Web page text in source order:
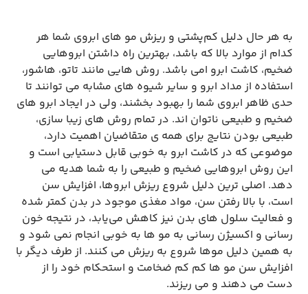
به هر حال دلیل کم‌پشتی و ریزش مو های ابروی شما هر
کدام از موارد بالا که باشد، بهترین راه داشتن ابروهایی
ضخیم، کاشت ابرو امی باشد. روش‌ هایی مانند تاتو، هاشور،
استفاده از مداد ابرو و سایر شیوه ‌های مشابه می‌ توانند تا
حدی ظاهر ابروی شما را بهبود بخشند، ولی در ایجاد ابرو های
ضخیم و طبیعی ناتوان ‌اند. در تمام روش ‌های زیبا سازی،
طبیعی بودن نتایج برای همه‌ ی متقاضیان اهمیت دارد،
موضوعی که در کاشت ابرو به خوبی قابل دستیابی است و
این روش ابروهایی ضخیم و طبیعی را به شما هدیه می
‌دهد. اصلی‌ ترین دلیل شروع ریزش ابروها، افزایش سن
است، با بالا رفتن سن، مواد مغذی موجود در بدن کمتر شده
و فعالیت سلول ‌های بدن نیز کاهش می‌یابد، در نتیجه خون
‌رسانی و اکسیژن ‌رسانی به مو ها به ‌خوبی انجام نمی‌ شود و
به همین دلیل موها شروع به ریزش می‌ کنند. از طرف دیگر با
افزایش سن مو ها کم‌ کم ضخامت و استحکام خود را از
دست می‌ دهند و می ‌ریزند.